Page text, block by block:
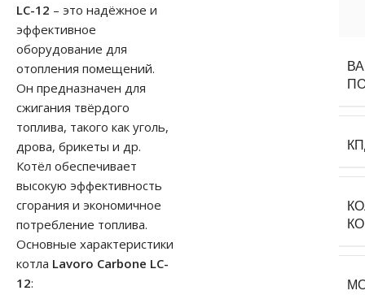
LC-12 – это надёжное и
эффективное
оборудование для
отопления помещений.
Он предназначен для
сжигания твёрдого
топлива, такого как уголь,
дрова, брикеты и др.
Котёл обеспечивает
высокую эффективность
сгорания и экономичное
потребление топлива.
Основные характеристики
котла Lavoro Carbone LC-
12: